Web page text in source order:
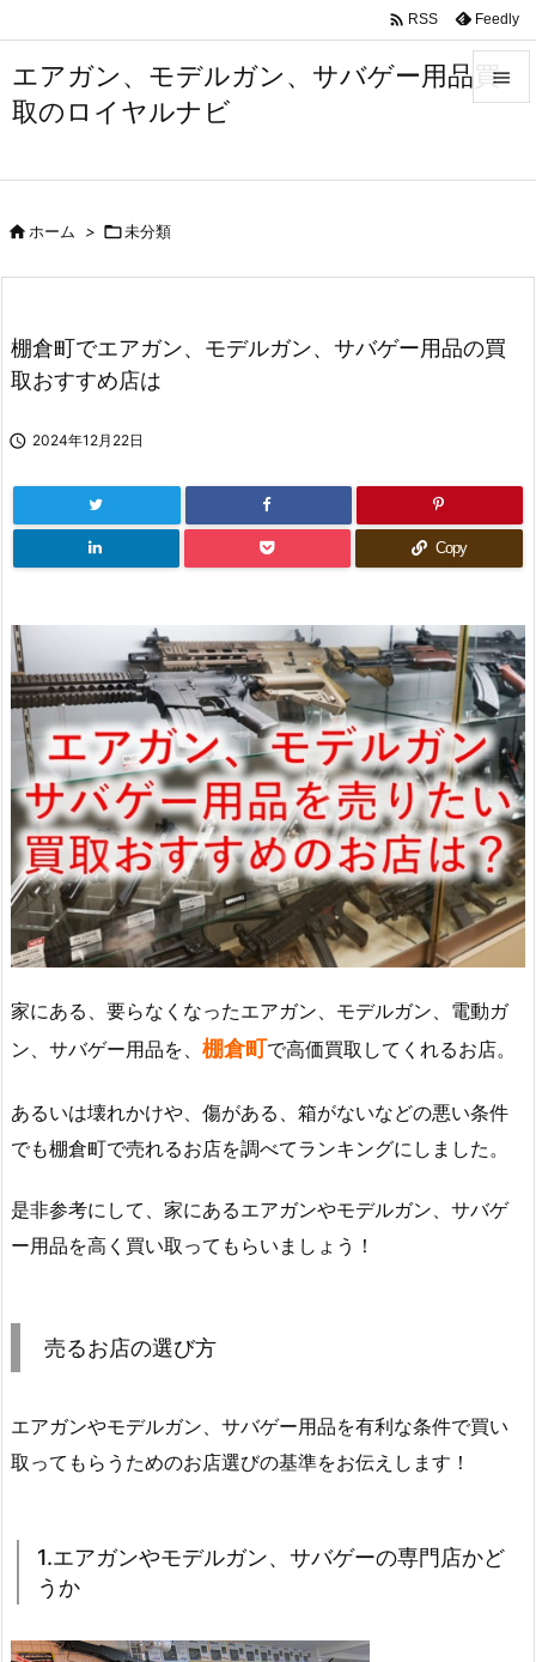
エアガン、モデルガン、サバゲー用品買
取のロイヤルナビ


前へ
次へ
 RSS Feedly
ホーム > 未分類
棚倉町でエアガン、モデルガン、サバゲー用品の買
取おすすめ店は
 2024年12月22日
Copy
家にある、要らなくなったエアガン、モデルガン、電動ガ
ン、サバゲー用品を、 棚倉町で高価買取してくれるお店。
あるいは壊れかけや、傷がある、箱がないなどの悪い条件
でも棚倉町で売れるお店を調べてランキングにしました。
是非参考にして、家にあるエアガンやモデルガン、サバゲ
ー用品を高く買い取ってもらいましょう！
売るお店の選び方
エアガンやモデルガン、サバゲー用品を有利な条件で買い
取ってもらうためのお店選びの基準をお伝えします！
1.エアガンやモデルガン、サバゲーの専門店かど
うか